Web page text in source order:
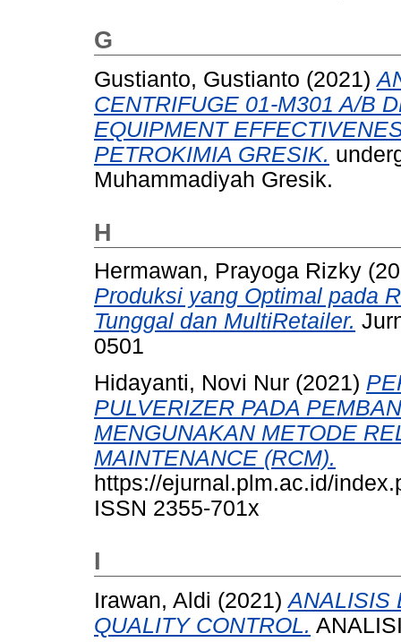
G
Gustianto, Gustianto (2021)
CENTRIFUGE 01-M301 A/B
EQUIPMENT
PETROKIMIA GRESIK.
Muhammadiyah Gresik.
H
Hermawan, Prayoga Rizky
Produksi yang Optimal pada
Tunggal dan MultiRetailer.
0501
Hidayanti, Novi Nur (2021)
PULVERIZER PADA
MENGUNAKAN METODE
MAINTENANCE (RCM).
https://ejurnal.plm.ac.id/
ISSN 2355-701x
I
Irawan, Aldi (2021)ANALISIS
QUALITY CONTROL.